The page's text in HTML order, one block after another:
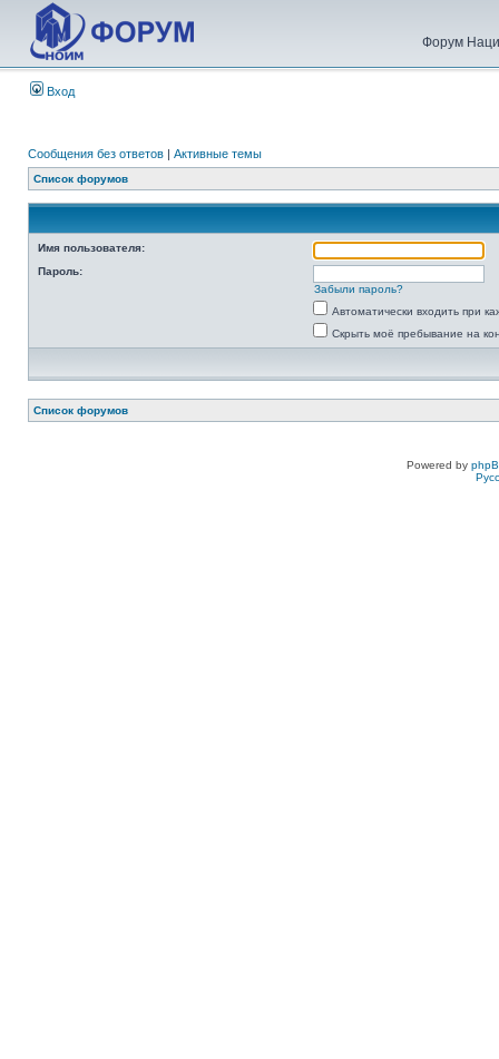
Форум
Вход
Сообщения без ответов | Активные темы
Список форумов
Имя пользователя:
Пароль:
Забыли пароль?
Автоматически входить при
Скрыть моё пребывание на
Список форумов
Powered by